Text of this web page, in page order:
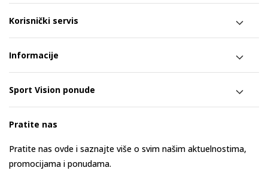
Korisnički servis
Informacije
Sport Vision ponude
Pratite nas
Pratite nas ovde i saznajte više o svim našim aktuelnostima,
promocijama i ponudama.